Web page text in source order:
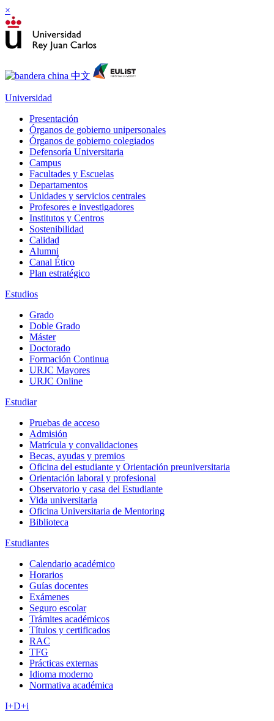
×
Universidad
Presentación
Órganos de gobierno unipersonales
Órganos de gobierno colegiados
Defensoría Universitaria
Campus
Facultades y Escuelas
Departamentos
Unidades y servicios centrales
Profesores e investigadores
Institutos y Centros
Sostenibilidad
Calidad
Alumni
Canal Ético
Plan estratégico
Estudios
Grado
Doble Grado
Máster
Doctorado
Formación Continua
URJC Mayores
URJC Online
Estudiar
Pruebas de acceso
Admisión
Matrícula y convalidaciones
Becas, ayudas y premios
Oficina del estudiante y Orientación preuniversitaria
Orientación laboral y profesional
Observatorio y casa del Estudiante
Vida universitaria
Oficina Universitaria de Mentoring
Biblioteca
Estudiantes
Calendario académico
Horarios
Guías docentes
Exámenes
Seguro escolar
Trámites académicos
Títulos y certificados
RAC
TFG
Prácticas externas
Idioma moderno
Normativa académica
I+D+i